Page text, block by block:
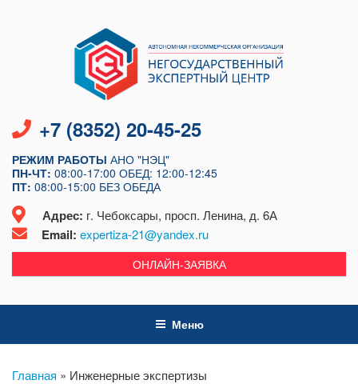
содержимому
+7 (8352) 20-45-25
РЕЖИМ РАБОТЫ АНО "НЭЦ"
ПН-ЧТ: 08:00-17:00 ОБЕД: 12:00-12:45
ПТ: 08:00-15:00 БЕЗ ОБЕДА
Адрес: г. Чебоксары, просп. Ленина, д. 6А
Email: expertiza-21@yandex.ru
ОНЛАЙН-ЗАЯВКА
Меню
Главная » Инженерные экспертизы